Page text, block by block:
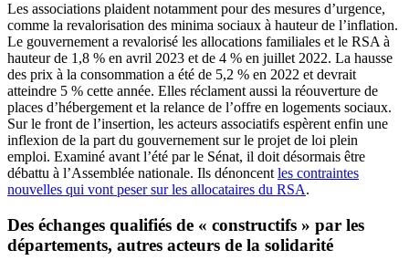
Les associations plaident notamment pour des mesures d’urgence,
comme la revalorisation des minima sociaux à hauteur de l’inflation.
Le gouvernement a revalorisé les allocations familiales et le RSA à
hauteur de 1,8 % en avril 2023 et de 4 % en juillet 2022. La hausse
des prix à la consommation a été de 5,2 % en 2022 et devrait
atteindre 5 % cette année. Elles réclament aussi la réouverture de
places d’hébergement et la relance de l’offre en logements sociaux.
Sur le front de l’insertion, les acteurs associatifs espèrent enfin une
inflexion de la part du gouvernement sur le projet de loi plein
emploi. Examiné avant l’été par le Sénat, il doit désormais être
débattu à l’Assemblée nationale. Ils dénoncent les contraintes
nouvelles qui vont peser sur les allocataires du RSA.
Des échanges qualifiés de « constructifs » par les
départements, autres acteurs de la solidarité